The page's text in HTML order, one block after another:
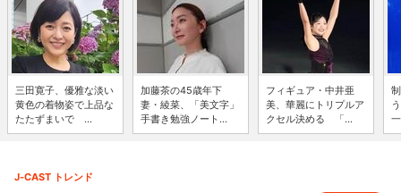
三田寛子、優雅な淡い
黄色の着物姿で上品な
たたずまいで ...
加藤茶の45歳年下
妻・綾菜、「美文字」
手書き勉強ノート...
フィギュア・中井亜
美、華麗にトリプルア
クセル決める 「...
J-CAST トレンド